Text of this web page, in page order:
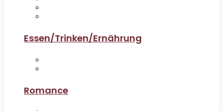
Essen/Trinken/Ernährung
Romance